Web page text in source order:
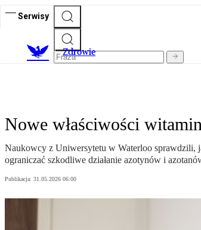
Serwisy
Zdrowie
Nowe właściwości
Naukowcy z Uniwersytetu w Waterloo sprawdzili,
ograniczać szkodliwe działanie azotynów i
Publikacja: 31.05.2026 06:00